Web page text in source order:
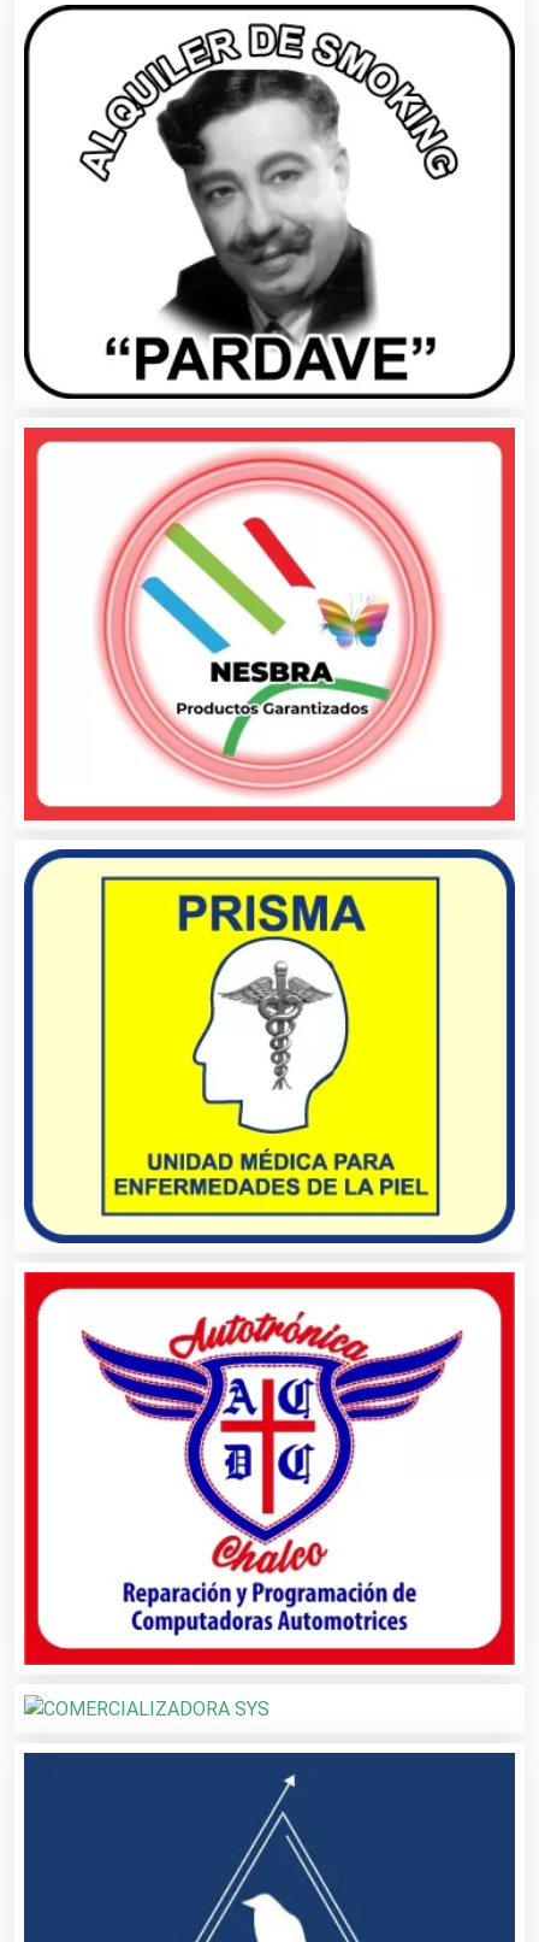
Ambulancias
Análisis Clínicos
Análisis de Aguas
Animadores de Eventos
Aparatos y Equipos Eléctricos
Artes Gráficas
Artesanías
Artículos de Oficina
Artículos de Piel
Artículos Deportivos
Artículos Importados
Artículos para el Hogar
Artículos para Regalos
Artículos Personales
Artículos Publicitarios
Aseguradoras
Asesores Técnicos
Asesoría Fiscal
Asociaciones Civiles
Audios para Eventos